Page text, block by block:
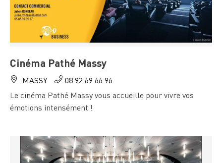
Cinéma Pathé Massy
MASSY
08 92 69 66 96
Le cinéma Pathé Massy vous accueille pour vivre vos
émotions intensément !